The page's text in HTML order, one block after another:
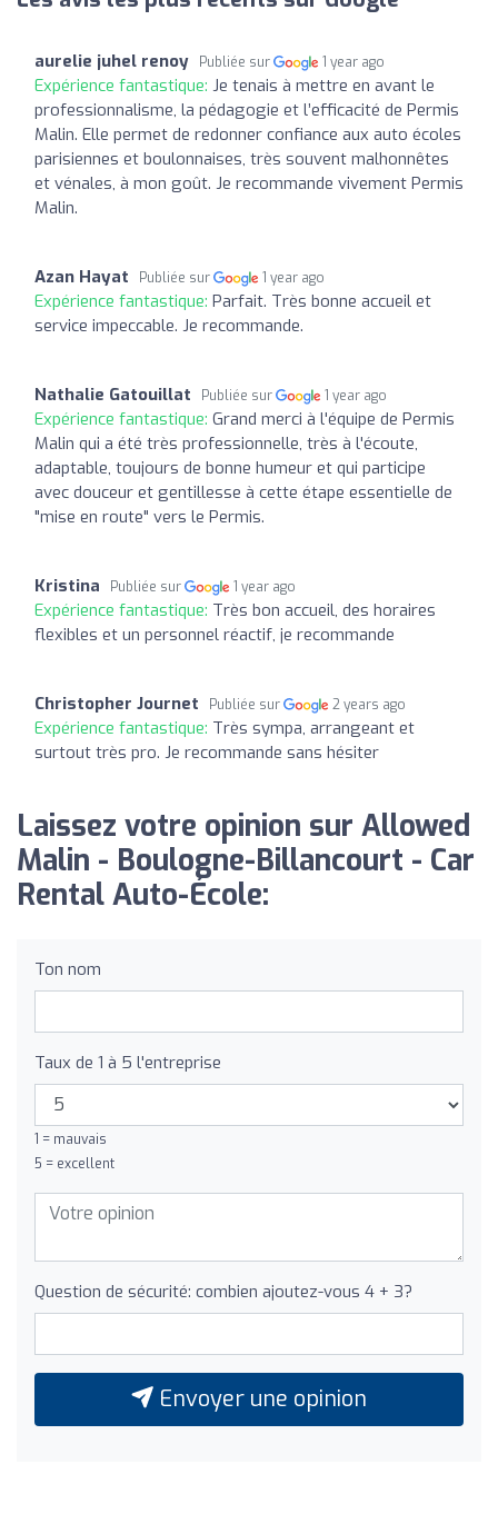
aurelie juhel renoy Publiée sur 1 year ago
Expérience fantastique: Je tenais à mettre en avant le
professionnalisme, la pédagogie et l’efficacité de Permis
Malin. Elle permet de redonner confiance aux auto écoles
parisiennes et boulonnaises, très souvent malhonnêtes
et vénales, à mon goût. Je recommande vivement Permis
Malin.
Azan Hayat Publiée sur 1 year ago
Expérience fantastique: Parfait. Très bonne accueil et
service impeccable. Je recommande.
Nathalie Gatouillat Publiée sur 1 year ago
Expérience fantastique: Grand merci à l'équipe de Permis
Malin qui a été très professionnelle, très à l'écoute,
adaptable, toujours de bonne humeur et qui participe
avec douceur et gentillesse à cette étape essentielle de
"mise en route" vers le Permis.
Kristina Publiée sur 1 year ago
Expérience fantastique: Très bon accueil, des horaires
flexibles et un personnel réactif, je recommande
Christopher Journet Publiée sur 2 years ago
Expérience fantastique: Très sympa, arrangeant et
surtout très pro. Je recommande sans hésiter
Laissez votre opinion sur Allowed
Malin - Boulogne-Billancourt - Car
Rental Auto-École:
Ton nom
Taux de 1 à 5 l'entreprise
1 = mauvais
5 = excellent
Question de sécurité: combien ajoutez-vous 4 + 3?
Envoyer une opinion